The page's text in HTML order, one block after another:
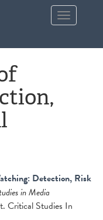
Toggle
navigation
Detection, Risk
in Media
Critical Studies In